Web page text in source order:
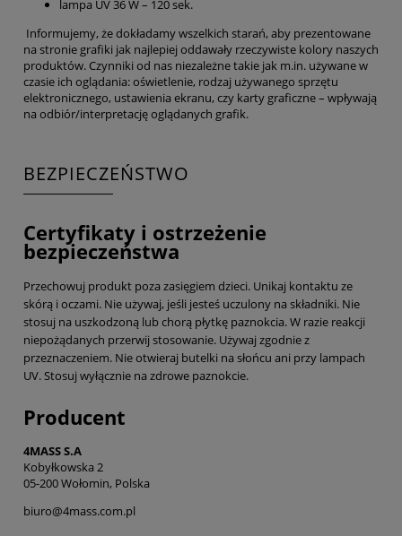
lampa UV 36 W – 120 sek.
Informujemy, że dokładamy wszelkich starań, aby prezentowane
na stronie grafiki jak najlepiej oddawały rzeczywiste kolory naszych
produktów. Czynniki od nas niezależne takie jak m.in. używane w
czasie ich oglądania: oświetlenie, rodzaj używanego sprzętu
elektronicznego, ustawienia ekranu, czy karty graficzne – wpływają
na odbiór/interpretację oglądanych grafik.
BEZPIECZEŃSTWO
Certyfikaty i ostrzeżenie
bezpieczeństwa
Przechowuj produkt poza zasięgiem dzieci. Unikaj kontaktu ze
skórą i oczami. Nie używaj, jeśli jesteś uczulony na składniki. Nie
stosuj na uszkodzoną lub chorą płytkę paznokcia. W razie reakcji
niepożądanych przerwij stosowanie. Używaj zgodnie z
przeznaczeniem. Nie otwieraj butelki na słońcu ani przy lampach
UV. Stosuj wyłącznie na zdrowe paznokcie.
Producent
4MASS S.A
Kobyłkowska 2
05-200 Wołomin, Polska
biuro@4mass.com.pl